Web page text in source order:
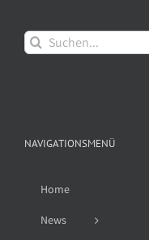
Suche
nach:
NAVIGATIONSMENÜ
Home
News